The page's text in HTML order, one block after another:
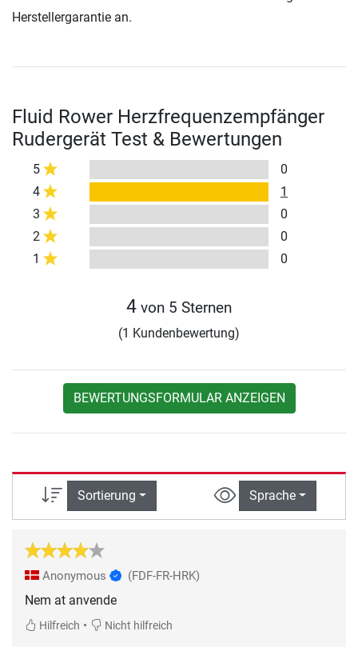
Herstellergarantie an.
Fluid Rower Herzfrequenzempfänger
Rudergerät Test & Bewertungen
5
0
4
1
3
0
2
0
1
0
4 von 5 Sternen
(1 Kundenbewertung)
BEWERTUNGSFORMULAR ANZEIGEN
Sortierung Sprache
Anonymous (FDF-FR-HRK)
Nem at anvende
Hilfreich • Nicht hilfreich